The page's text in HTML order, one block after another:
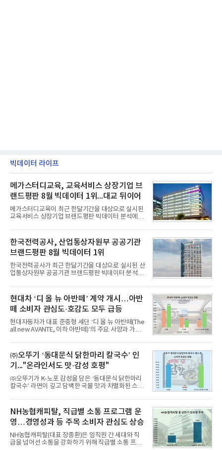
빅데이터 라이프
메가스터디교육, 교육서비스 상장기업 브
랜드평판 8월 빅데이터 1위...대교 뒤이어
메가스터디교육이 최근 한달기간을 대상으로 실시된
교육서비스 상장기업 브랜드평판 빅데이터 분석에서
일 한국기업평판연구소(소장 구창환)는 국내 교육서
비스 상장기업 브랜드를 대상으로 지난 7월 7일부터
8월 7일까지 수집된 소비자 빅데이터 10,074,233건
을 분석한 결과, 메가스터디교육이 브랜드평판지수
1,710,926을 기록하며 8월 1위에 올랐다고 밝혔다.
분석에 활용된 빅데이터는 지난 7월(9,491,206건) 대
비 6.14% 증가한 수치로, 교육서비스 상장기업 브랜
디교육, 대교, 디지
한국전력공사, 산업통상자원부 공공기관
브랜드평판 8월 빅데이터 1위
한국전력공사가 최근 한달기간을 대상으로 실시된 산
업통상자원부 공공기관 브랜드평판 빅데이터 분석에
이 순으로 뒤를 이었다.7일 한국기업평판연구소(소장
구창환)는 산업통상자원부 공공기관 41개 브랜드를
대상으로 지난 7월 7일부터 8월 7일까지 수집된 소비
자 빅데이터 91,102,549건을 분석한 결과, 한국전력
공사가 브랜드평판지수 10,670,633을 기록하며 8월
1위에 올랐다고 밝혔다. 분석에 활용된 빅데이터는 지
난 7월(88,893,823건) 대비 2.48% 증가한 수치다.연
수력원자력, 한국석
현대차 ‘디 올 뉴 아반떼’ 계약 개시…아반
떼 소비자 관심도·호감도 모두 급등
현대자동차가 대표 준중형 세단 ‘디 올 뉴 아반떼(The
all new AVANTE, 이하 아반떼)’의 주요 사양과 가격
떼는 6년 만에 선보이는 8세대 완전변경 모델로, ▲정
교한 선과 면을 중심으로 완성한 파격적인 디자인 ▲
과거 중형 세단 수준으로 확대된 차체 제원 ▲글로벌
최고 수준의 안전성 ▲성능과 효율을 동시에 높인 주
행 완성도 ▲첨단 편의 및 디지털 사양 적용 등을 통해
글로벌 준중형 세단의 새로운 기준을 세웠다.아반떼
는 가솔린 2.0과 1.6 하이브리드 두 가지 파워트레인
넘
㈜오뚜기 ‘동대문식 닭한마리 칼국수’ 인
기..."온라인서도 맛·감성 호평"
㈜오뚜기가 K-노포 감성을 담은 ‘동대문식 닭한마리
칼국수’ 라면이 깊고 담백한 국물 맛과 차별화된 스토
혔다.‘동대문식 닭한마리 칼국수’는 예상을 뛰어넘는
소비자 호응에 힘입어 지난 7월 13일 첫 선을 보인 지
단 18일 만에 누적 판매량 50만 개를 돌파하는 성과를
거두었다.이번 신제품은 개발진이 전국의 닭한마리
전문점을 직접 찾아 다니며 최적의 육수 비율을 완성
했다. 자극적이지 않으면서도 깊은 닭육수에 마늘의
개운한 풍미를 더했으며, 국물이 잘 배어들면서도 쫄
NH농협캐피탈, 직급별 소통 프로그램 운
영…경영성과 등 주목 소비자 관심도 상승
NH농협캐피탈(대표 장종환)은 임직원 간 세대와 직
급을 넘어선 소통을 강화하기 위해 직급별 소통 프로